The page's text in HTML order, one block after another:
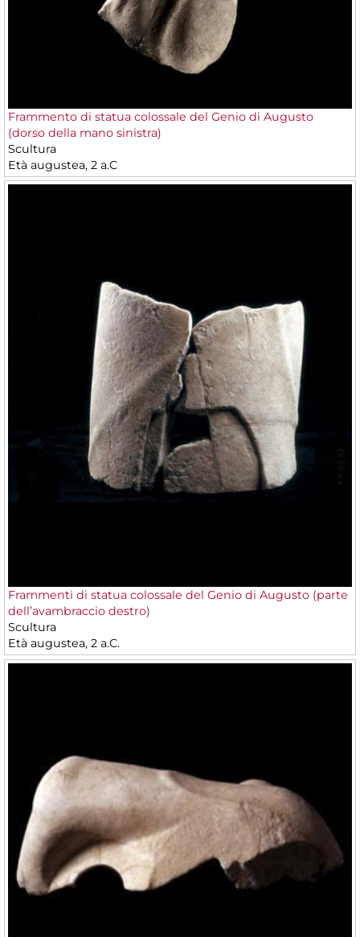
Frammento di statua colossale del Genio di Augusto
(dorso della mano sinistra)
Scultura
Età augustea, 2 a.C
Frammenti di statua colossale del Genio di Augusto (parte
dell’avambraccio destro)
Scultura
Età augustea, 2 a.C.